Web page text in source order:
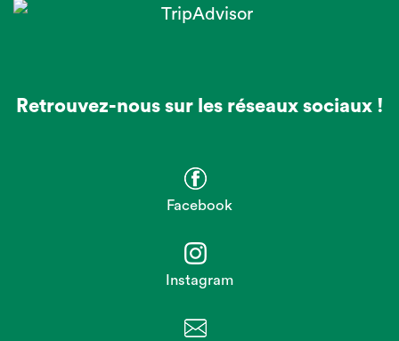
Retrouvez-nous sur les réseaux sociaux !
Facebook
Instagram